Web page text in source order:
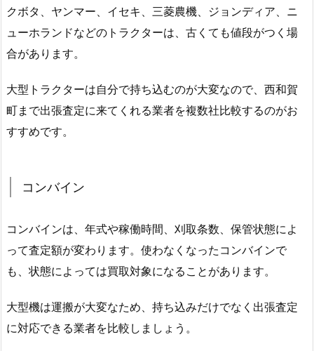
クボタ、ヤンマー、イセキ、三菱農機、ジョンディア、ニ
ューホランドなどのトラクターは、古くても値段がつく場
合があります。
大型トラクターは自分で持ち込むのが大変なので、西和賀
町まで出張査定に来てくれる業者を複数社比較するのがお
すすめです。
コンバイン
コンバインは、年式や稼働時間、刈取条数、保管状態によ
って査定額が変わります。使わなくなったコンバインで
も、状態によっては買取対象になることがあります。
大型機は運搬が大変なため、持ち込みだけでなく出張査定
に対応できる業者を比較しましょう。